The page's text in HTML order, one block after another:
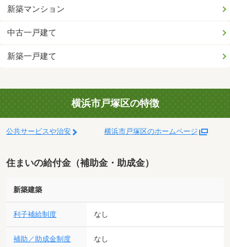
新築マンション
中古一戸建て
新築一戸建て
横浜市戸塚区の特徴
公共サービスや治安 横浜市戸塚区のホームページ
住まいの給付金（補助金・助成金）
新築建築
利子補給制度 なし
補助／助成金制度 なし